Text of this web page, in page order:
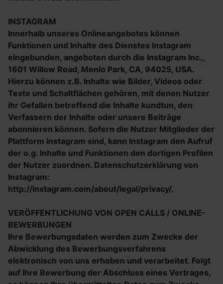
INSTAGRAM
Innerhalb unseres Onlineangebotes können
Funktionen und Inhalte des Dienstes Instagram
eingebunden, angeboten durch die Instagram Inc.,
1601 Willow Road, Menlo Park, CA, 94025, USA.
Hierzu können z.B. Inhalte wie Bilder, Videos oder
Texte und Schaltflächen gehören, mit denen Nutzer
ihr Gefallen betreffend die Inhalte kundtun, den
Verfassern der Inhalte oder unsere Beiträge
abonnieren können. Sofern die Nutzer Mitglieder der
Plattform Instagram sind, kann Instagram den Aufruf
der o.g. Inhalte und Funktionen den dortigen Profilen
der Nutzer zuordnen. Datenschutzerklärung von
Instagram:
http://instagram.com/about/legal/privacy/.
VERÖFFENTLICHUNG VON OPEN CALLS / ONLINE-
BEWERBUNGEN
Ihre Bewerbungsdaten werden zum Zwecke der
Abwicklung des Bewerbungsverfahrens
elektronisch von uns erhoben und verarbeitet. Folgt
auf Ihre Bewerbung der Abschluss eines Vertrages,